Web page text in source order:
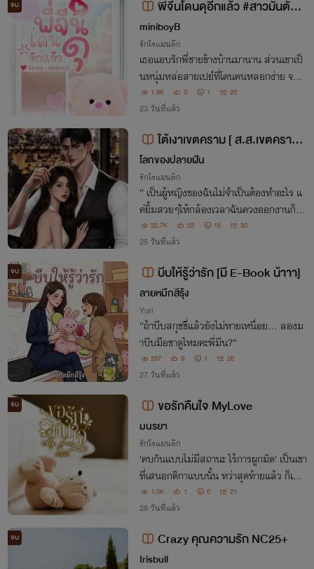
จบ
พี่จีนโดนดุอีกแล้ว #สาวมั่นตัวแ
ม่ #สายเปย์ตัวพ่อ (อ่านฟรี)
miniboyB
รักโรแมนติก
เธอแอบรักพี่ชายข้างบ้านมานาน ส่วนเขาเป็
นหนุ่มหล่อสายเปย์ที่โดนคนหลอกง่าย จนเ
ธอต้องคอยดุไม่เว้นวัน แต่พอถูกจับให้เดตกั
นจริง ๆ คนที่รุกหนักกลับเป็นพี่ชายหัวอ่อน
1.8K 0 1 20
23 วันที่แล้ว
ใต้เงาเขตคราม [ ส.ส.เขตคราม -
หมอณิชา ]
โลกของปลายฝัน
รักโรแมนติก
“ เป็นผู้หญิงของฉันไม่จำเป็นต้องทำอะไร แ
ค่ยิ้มสวยๆให้กล้องเวลาฉันควงออกงานก็พ
อ.... ”
22.7K 22 15 30
25 วันที่แล้ว
จบ บีบให้รู้ว่ารัก [มี E-Book น้าาา]
ลายหมึกสีรุ้ง
Yuri
“ถ้าบีบสกุชชี่แล้วยังไม่หายเหนื่อย... ลองม
าบีบมือชาดูไหมคะพี่มีน?”
287 9 1 25
27 วันที่แล้ว
จบ ขอรักคืนใจ MyLove
มนรยา
รักโรแมนติก
'คบกันแบบไม่มีสถานะ ไร้การผูกมัด' เป็นเขา
ที่เสนอกติกาแบบนั้น ทว่าสุดท้ายแล้ว ก็เป็น
เขาเองนั่นแหละ ที่ทำตามคำพูดไม่ได้
1.0K 1 0 21
28 วันที่แล้ว
จบ Crazy คุณความรัก NC25+
Irisbull